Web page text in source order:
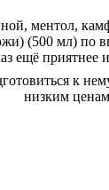
ментол,
(500 мл) по
ещё приятнее
к
низким